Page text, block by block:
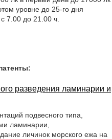
уровне до 25-го дня
7.00 до 21.00 ч.
разведения ламинарии и
подвесного типа,
ламинарии,
личинок морского ежа на